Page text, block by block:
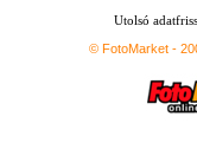
Utolsó
© FotoMarket -